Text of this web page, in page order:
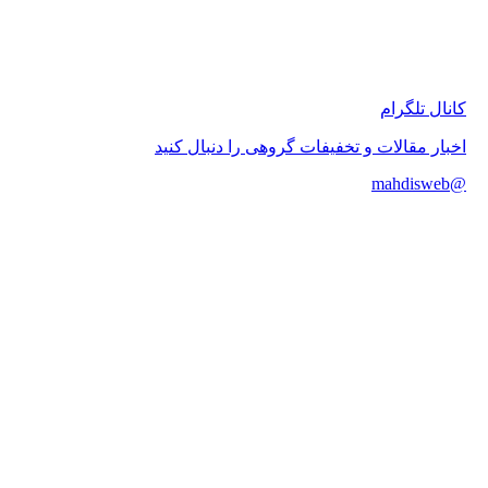
تلگرام
مقالات و تخفیفات گروهی را دنبال کنید